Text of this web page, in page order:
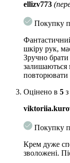
Особливості
шкіру рук м’якою та
використання при
Об`єм: 30 мл
ellizv773
Покупку
шкіру рук,
Зручно
залишаються
повторювати
Оцінено в 5
Покупку
Крем дуже
зволожені.